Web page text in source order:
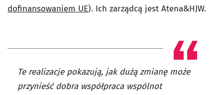
dofinansowaniem UE). Ich zarządcą jest Atena&HJW.
Te realizacje pokazują, jak dużą zmianę może
przynieść dobra współpraca wspólnot